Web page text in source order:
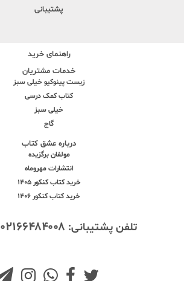
پشتیبانی
راهنمای خرید
خدمات مشتریان
زیست پینوکیو خیلی سبز
کتاب کمک درسی
خیلی سبز
گاج
درباره عشق کتاب
مولفان برگزیده
انتشارات مهروماه
خرید کتاب کنکور 1405
خرید کتاب کنکور 1406
تلفن پشتیبانی: ۰۲۱۶۶۴۸۴۰۰۸